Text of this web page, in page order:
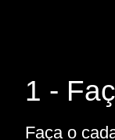
1 -
Faça o